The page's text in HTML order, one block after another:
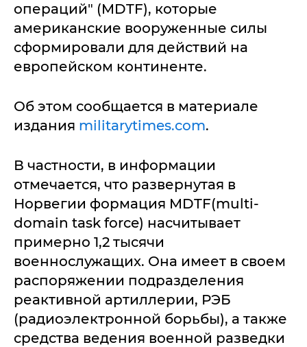
операций" (MDTF), которые
американские вооруженные силы
сформировали для действий на
европейском континенте.
Об этом сообщается в материале
издания militarytimes.com.
В частности, в информации
отмечается, что развернутая в
Норвегии формация MDTF(multi-
domain task force) насчитывает
примерно 1,2 тысячи
военнослужащих. Она имеет в своем
распоряжении подразделения
реактивной артиллерии, РЭБ
(радиоэлектронной борьбы), а также
средства ведения военной разведки